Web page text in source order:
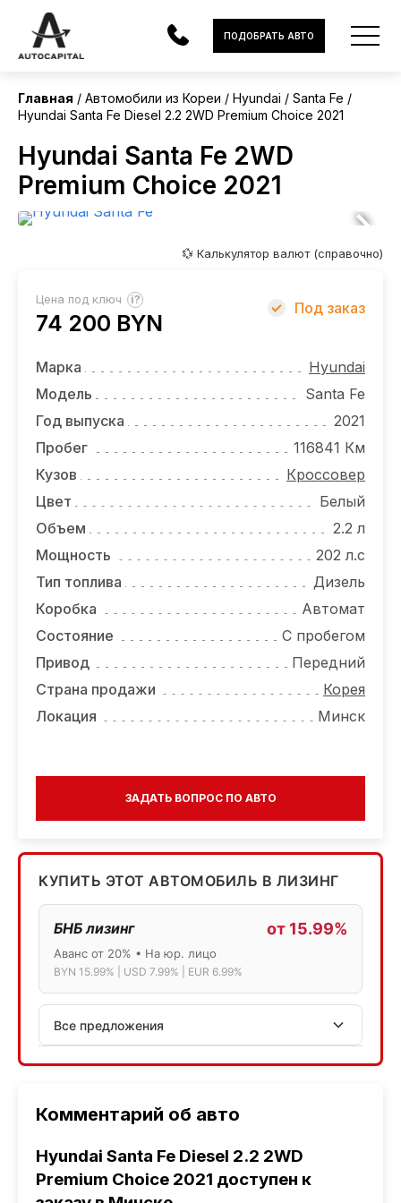
АВТОМОБИЛИ
ЭЛЕКТРОМОБИЛИ
В НАЛИЧИИ
ЛИЗИНГ
НОВОСТИ
ОТЗЫВЫ
ВАКАНСИИ
О КОМПАНИИ
КОНТАКТЫ
ПОДОБРАТЬ АВТО
Главная Автомобили из Кореи Hyundai
Santa Fe
Hyundai Santa Fe Diesel 2.2 2WD Premium Choice 2021
Hyundai Santa Fe 2WD
Premium Choice 2021
Корея
Комментарий об авто
Hyundai Santa Fe Diesel 2.2 2WD
Premium Choice 2021 доступен к
💱 Калькулятор валют (справочно)
Цена под ключ ?
74 200 BYN
Под заказ
Марка
Hyundai
Модель
Santa Fe
Год выпуска
2021
Пробег
116841 Км
Кузов
Кроссовер
Цвет
Белый
Объем
2.2 л
Мощность
202 л.с
Тип топлива
Дизель
Коробка
Автомат
Состояние
С пробегом
Привод
Передний
Страна продажи
Корея
Локация
Минск
ЗАДАТЬ ВОПРОС ПО АВТО
КУПИТЬ ЭТОТ АВТОМОБИЛЬ В ЛИЗИНГ
БНБ лизинг от 15.99%
Аванс от 20% • На юр. лицо
BYN 15.99% | USD 7.99% | EUR 6.99%
Все предложения
АСБ лизинг
Лизинг: BYN 17% | USD 7.99% | EUR 6.99%
Также доступен кредит "Проще простого" 18.9%